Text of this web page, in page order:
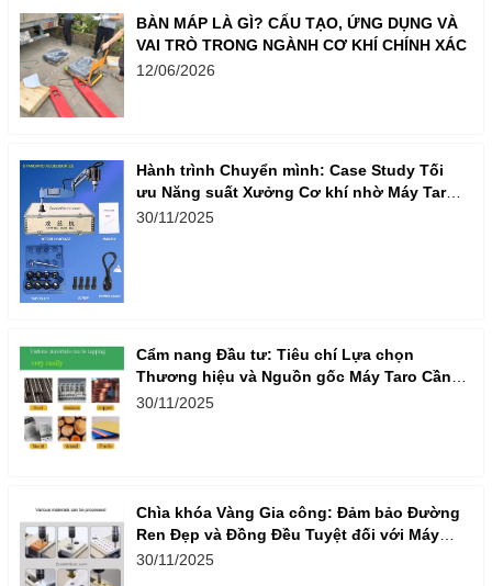
BÀN MÁP LÀ GÌ? CẤU TẠO, ỨNG DỤNG VÀ
VAI TRÒ TRONG NGÀNH CƠ KHÍ CHÍNH XÁC
12/06/2026
Hành trình Chuyển mình: Case Study Tối
ưu Năng suất Xưởng Cơ khí nhờ Máy Taro
Cần Điện
30/11/2025
Cẩm nang Đầu tư: Tiêu chí Lựa chọn
Thương hiệu và Nguồn gốc Máy Taro Cần
Điện Nhập khẩu
30/11/2025
Chìa khóa Vàng Gia công: Đảm bảo Đường
Ren Đẹp và Đồng Đều Tuyệt đối với Máy
Taro Cần Điện
30/11/2025